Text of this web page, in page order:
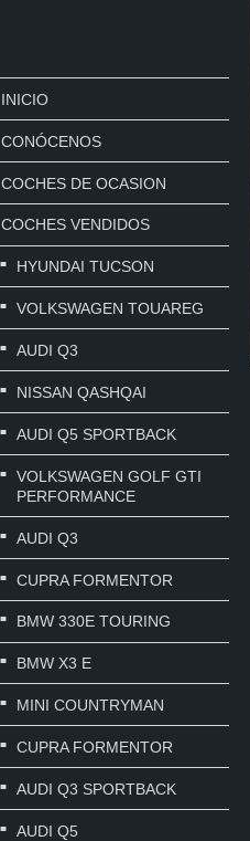
INICIO
CONÓCENOS
COCHES DE OCASION
COCHES VENDIDOS
HYUNDAI TUCSON
VOLKSWAGEN TOUAREG
AUDI Q3
NISSAN QASHQAI
AUDI Q5 SPORTBACK
VOLKSWAGEN GOLF GTI
PERFORMANCE
AUDI Q3
CUPRA FORMENTOR
BMW 330E TOURING
BMW X3 E
MINI COUNTRYMAN
CUPRA FORMENTOR
AUDI Q3 SPORTBACK
AUDI Q5